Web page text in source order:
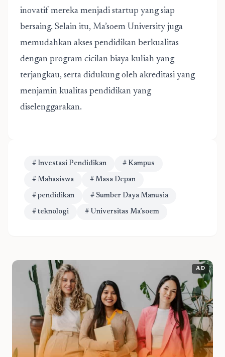
inovatif mereka menjadi startup yang siap
bersaing. Selain itu, Ma’soem University juga
memudahkan akses pendidikan berkualitas
dengan program cicilan biaya kuliah yang
terjangkau, serta didukung oleh akreditasi yang
menjamin kualitas pendidikan yang
diselenggarakan.
# Investasi Pendidikan # Kampus
# Mahasiswa # Masa Depan
# pendidikan # Sumber Daya Manusia
# teknologi # Universitas Ma’soem
AD